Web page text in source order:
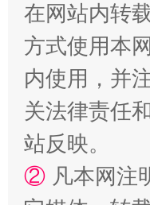
站台名比不
在网站内转
方式使用本
内使用，并
关法律责任
站反映。
② 凡本网注